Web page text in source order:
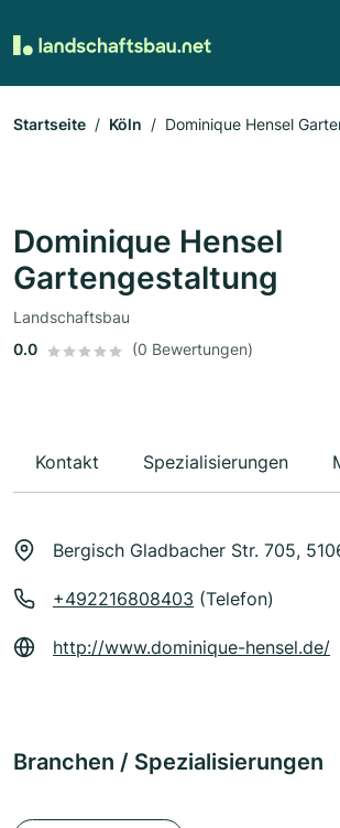
Startseite Köln Dominique Hensel
Dominique Hensel
Gartengestaltung
Landschaftsbau
0.0
(0 Bewertungen)
Kontakt Spezialisierungen
Bergisch Gladbacher Str. 705,
+492216808403 (Telefon)
http://www.dominique-hensel.de/
Branchen / Spezialisierungen